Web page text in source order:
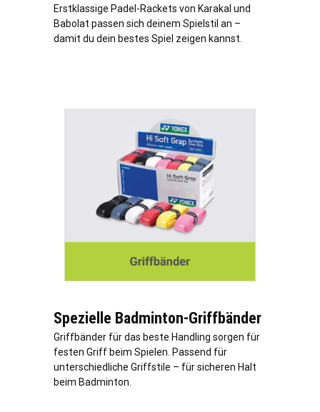
Erstklassige Padel-Rackets von Karakal und
Babolat passen sich deinem Spielstil an –
damit du dein bestes Spiel zeigen kannst.
Spezielle Badminton-Griffbänder
Griffbänder für das beste Handling sorgen für
festen Griff beim Spielen. Passend für
unterschiedliche Griffstile – für sicheren Halt
beim Badminton.